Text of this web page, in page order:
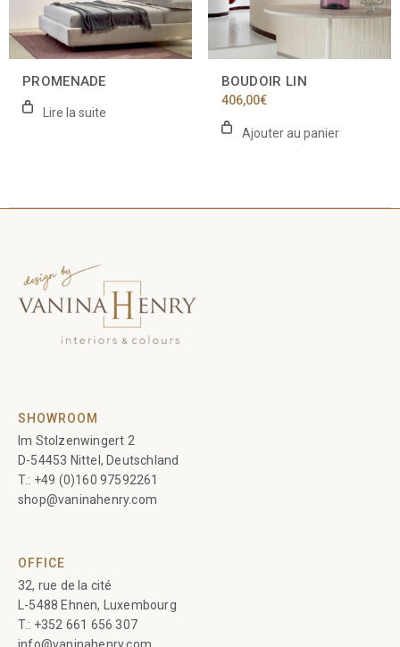
PROMENADE
Lire la suite
BOUDOIR LIN
406,00€
Ajouter au panier
SHOWROOM
Im Stolzenwingert 2
D-54453 Nittel, Deutschland
T.: +49 (0)160 97592261
shop@vaninahenry.com
OFFICE
32, rue de la cité
L-5488 Ehnen, Luxembourg
T.: +352 661 656 307